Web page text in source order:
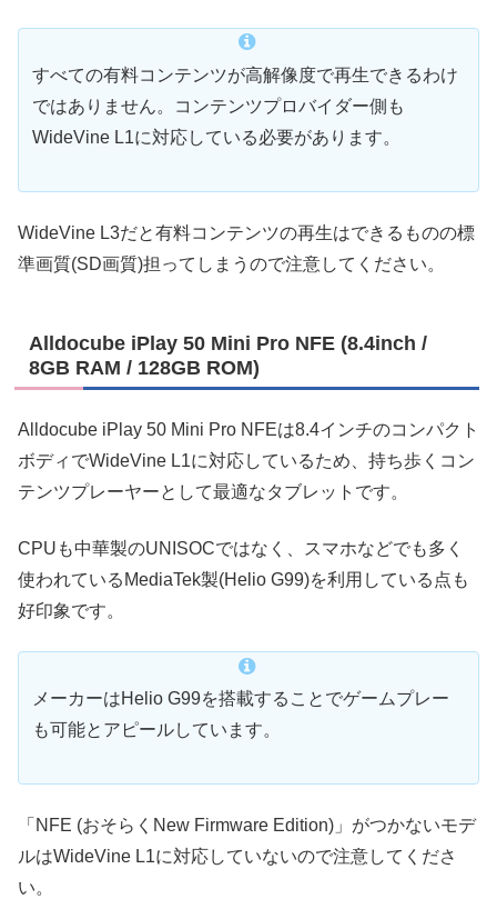
すべての有料コンテンツが高解像度で再生できるわけ
ではありません。コンテンツプロバイダー側も
WideVine L1に対応している必要があります。
WideVine L3だと有料コンテンツの再生はできるものの標
準画質(SD画質)担ってしまうので注意してください。
Alldocube iPlay 50 Mini Pro NFE (8.4inch /
8GB RAM / 128GB ROM)
Alldocube iPlay 50 Mini Pro NFEは8.4インチのコンパクト
ボディでWideVine L1に対応しているため、持ち歩くコン
テンツプレーヤーとして最適なタブレットです。
CPUも中華製のUNISOCではなく、スマホなどでも多く
使われているMediaTek製(Helio G99)を利用している点も
好印象です。
メーカーはHelio G99を搭載することでゲームプレー
も可能とアピールしています。
「NFE (おそらくNew Firmware Edition)」がつかないモデ
ルはWideVine L1に対応していないので注意してくださ
い。